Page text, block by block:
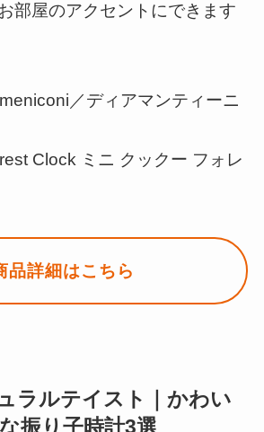
部屋のアクセントにできます
／ディアマンティーニ
Clock ミニ クックー フォレ
品詳細はこちら
ラルテイスト｜かわい
振り子時計3選